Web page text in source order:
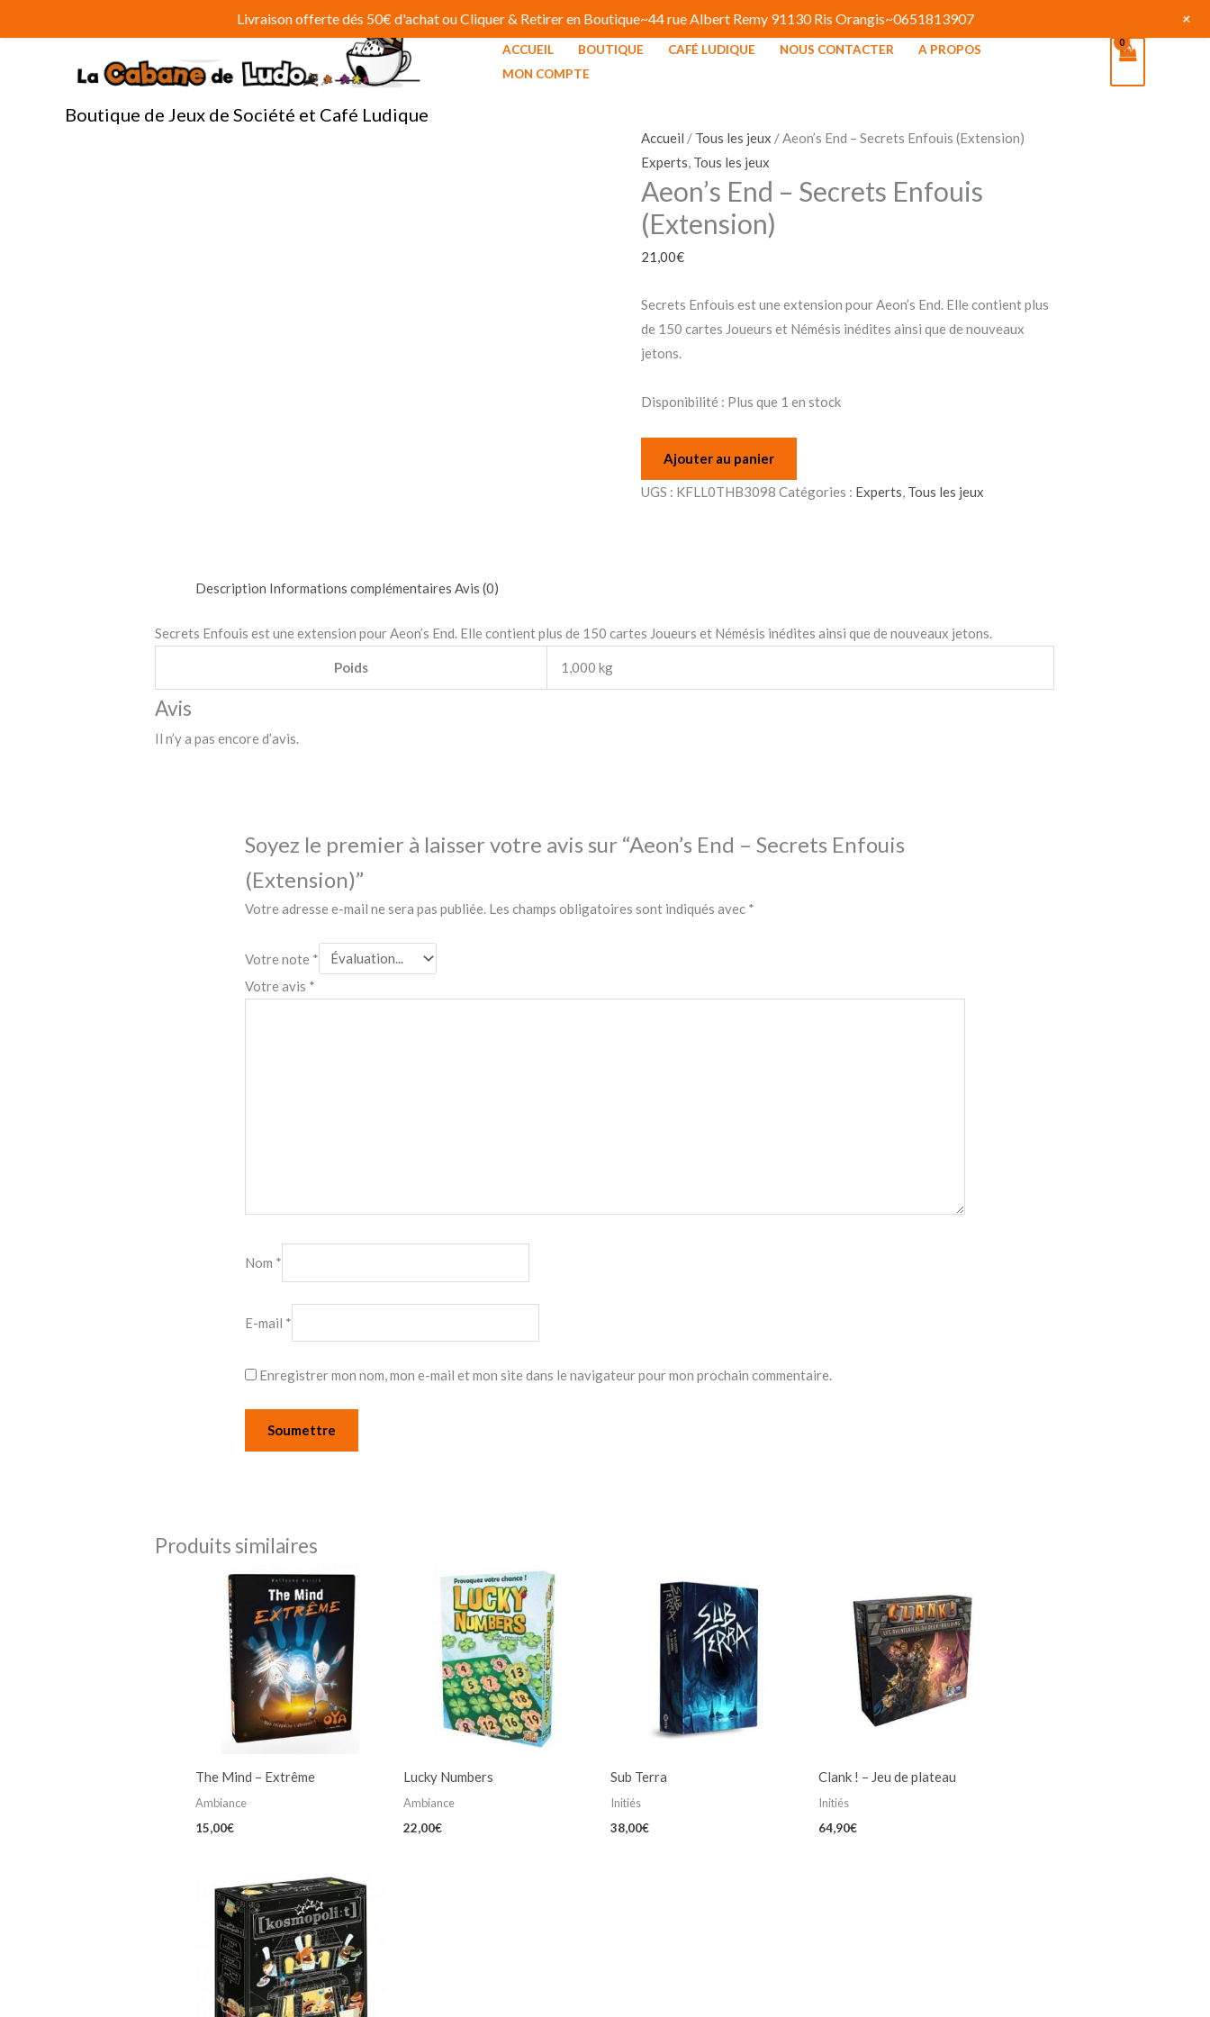
au
Boutique de Jeux de Société et Café Ludique
ACCUEIL BOUTIQUE CAFÉ LUDIQUE NOUS CONTACTER
A PROPOS
MON COMPTE
Accueil / Tous les jeux / Aeon’s End – Secrets Enfouis (Extension)
Experts, Tous les jeux
Aeon’s End – Secrets Enfouis
(Extension)
21,00€
Secrets Enfouis est une extension pour Aeon’s End. Elle contient plus
de 150 cartes Joueurs et Némésis inédites ainsi que de nouveaux
jetons.
Disponibilité : Plus que 1 en stock
End
-
Secrets
Enfouis
(Extension)
Ajouter au panier
UGS : KFLL0THB3098 Catégories : Experts, Tous les jeux
Description Informations complémentaires Avis (0)
Secrets Enfouis est une extension pour Aeon’s End. Elle contient plus de 150 cartes Joueurs et Némésis inédites ainsi que de nouveaux jetons.
Poids 1,000 kg
Avis
Il n’y a pas encore d’avis.
Soyez le premier à laisser votre avis sur “Aeon’s End – Secrets Enfouis
(Extension)”
Votre adresse e-mail ne sera pas publiée. Les champs obligatoires sont indiqués avec *
Votre note *
Votre avis *
Nom *
E-mail *
Enregistrer mon nom, mon e-mail et mon site dans le navigateur pour mon prochain commentaire.
Produits similaires
The Mind – Extrême
Ambiance
15,00€
Lucky Numbers
Ambiance
22,00€
Sub Terra
Initiés
38,00€
Clank ! – Jeu de plateau
Initiés
64,90€
Livraison offerte dés 50€ d'achat ou Cliquer & Retirer en Boutique~44 rue Albert Remy 91130 Ris Orangis~0651813907 +